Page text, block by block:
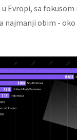
Evropi, sa fokusom
najmanji obim -